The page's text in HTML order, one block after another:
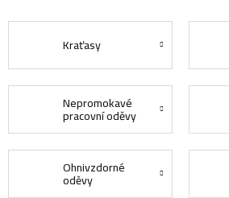
Kraťasy
Nepromokavé
pracovní oděvy
Ohnivzdorné
oděvy